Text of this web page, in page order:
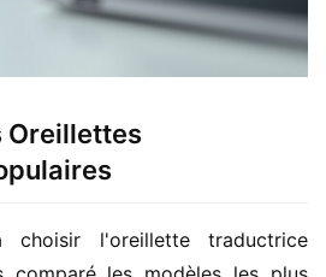
Oreillettes
l'oreillette traductrice